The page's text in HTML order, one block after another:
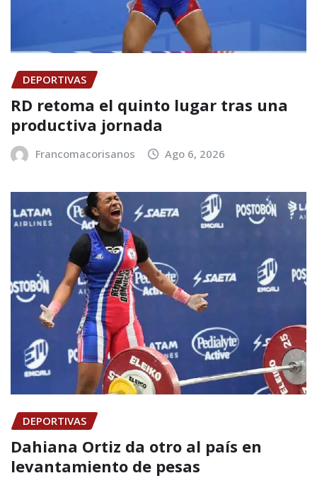
DEPORTIVAS
RD retoma el quinto lugar tras una
productiva jornada
Francomacorisanos Ago 6, 2026
DEPORTIVAS
Dahiana Ortiz da otro al país en
levantamiento de pesas